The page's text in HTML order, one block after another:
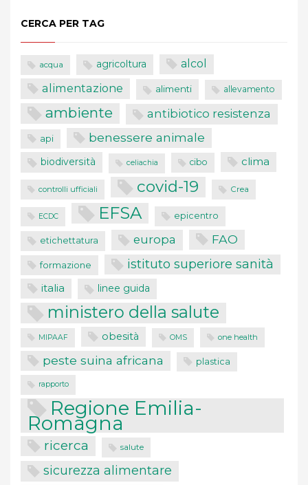
CERCA PER TAG
acqua agricoltura alcol
alimentazione alimenti allevamento
ambiente antibiotico resistenza
api benessere animale
biodiversità celiachia cibo clima
controlli ufficiali covid-19 Crea
ECDC EFSA epicentro
etichettatura europa FAO
formazione istituto superiore sanità
italia linee guida
ministero della salute
MIPAAF obesità OMS one health
peste suina africana plastica
rapporto
Regione Emilia-
Romagna
ricerca salute
sicurezza alimentare